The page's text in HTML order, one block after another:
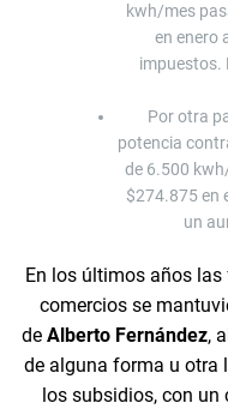
kwh/mes
en enero
impuestos.
Por otra
potencia
de 6.500
$274.875 en
un
En los últimos años
comercios se
de Alberto Fernández,
de alguna forma u otra
los subsidios, con un